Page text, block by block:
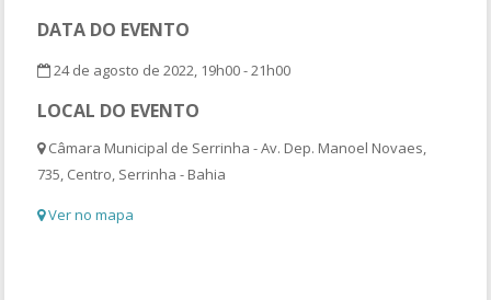
DATA DO EVENTO
24 de agosto de 2022, 19h00 - 21h00
LOCAL DO EVENTO
Câmara Municipal de Serrinha - Av. Dep. Manoel Novaes,
735, Centro, Serrinha - Bahia
Ver no mapa